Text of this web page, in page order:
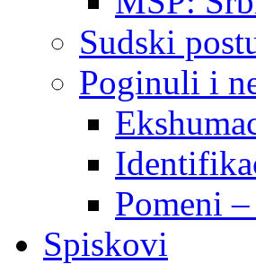
Sudski
Poginuli i
Pomeni
Spiskovi